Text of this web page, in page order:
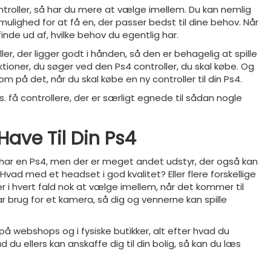
så har du mere at vælge imellem. Du kan nemlig
for at få en, der passer bedst til dine behov. Når
ud af, hvilke behov du egentlig har.
der ligger godt i hånden, så den er behagelig at spille
du søger ved den Ps4 controller, du skal købe. Og
på det, når du skal købe en ny controller til din Ps4.
få controllere, der er særligt egnede til sådan nogle
Til Din Ps4
en Ps4, men der er meget andet udstyr, der også kan
med et headset i god kvalitet? Eller flere forskellige
i hvert fald nok at vælge imellem, når det kommer til
for et kamera, så dig og vennerne kan spille
webshops og i fysiske butikker, alt efter hvad du
du ellers kan anskaffe dig til din bolig, så kan du læs